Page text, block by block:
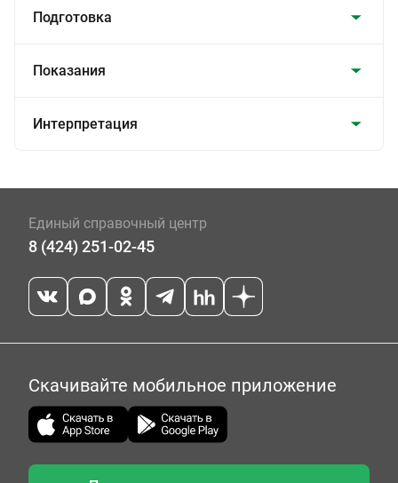
Подготовка
Показания
Интерпретация
Единый справочный центр
8 (424) 251-02-45
Скачивайте мобильное приложение